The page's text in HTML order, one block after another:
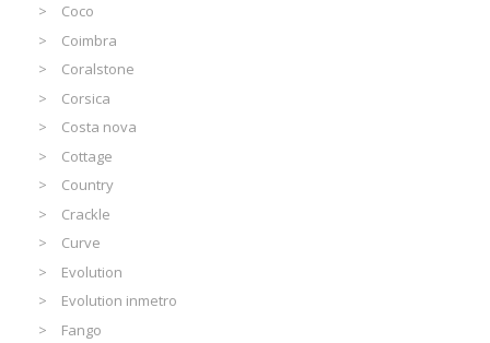
Coco
Coimbra
Coralstone
Corsica
Costa nova
Cottage
Country
Crackle
Curve
Evolution
Evolution inmetro
Fango